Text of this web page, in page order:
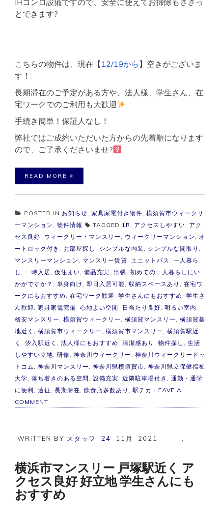
IHコンロ設備ですので、安全に使えてお掃除もささっ
とできます?
こちらの物件は、現在【 12/19から 】空きがございま
す！
長期滞在のご予定がある方や、法人様、学生さん、在
宅ワークでのご利用も大歓迎
手続き簡単！保証人なし！
弊社ではご成約いただいた方からの先着順になります
ので、ご了承くださいませ?‍
READ MORE
POSTED IN お知らせ, 家具家電付き物件, 横須賀市ウィークリ
ーマンション , 物件情報 TAGGED 1R, アクセスしやすい, アク
セス良好, ウィークリー・マンスリー , ウィークリーマンション , オ
ートロック付き , お部屋探し , シンプルな内装 , シンプルな間取り ,
マンスリーマンション , マンスリー賃貸, ユニットバス , 一人暮ら
し , 一時入居, 仮住まい, 備品充実, 出張, 初めての一人暮らしにい
かがですか？ , 単身向け , 即日入居可能, 収納スペースあり , 在宅ワ
ークにもおすすめ , 在宅ワーク歓迎 , 学生さんにもおすすめ , 学生さ
ん歓迎 , 家具家電完備, 心地よい空間 , 日当たり良好, 明るい室内 ,
格安マンスリー , 横須賀ウィークリー , 横須賀マンスリー , 横須賀基
地近く , 横須賀市ウィークリー , 横須賀市マンスリー , 横須賀駅近
く , 汐入駅近く , 法人様にもおすすめ , 清潔感あり , 物件探し , 生活
しやすい立地, 研修, 神奈川ウィークリー , 神奈川ウィークリードッ
トコム , 神奈川マンスリー , 神奈川県横須賀市, 神奈川県立保健福祉
大学, 落ち着きのある空間 , 設備充実, 近隣駐車場付き , 通勤・通学
に便利 , 遠征, 長期滞在, 飲食店多数あり ,駅チカ LEAVE A
COMMENT
横
市
マ
リ
ー
駅
チ
WRITTEN BY スタッフ 24 11月 ,
2021
横浜市マンスリー 戸塚駅近く ア
クセス良好 好立地 学生さんにも
おすすめ